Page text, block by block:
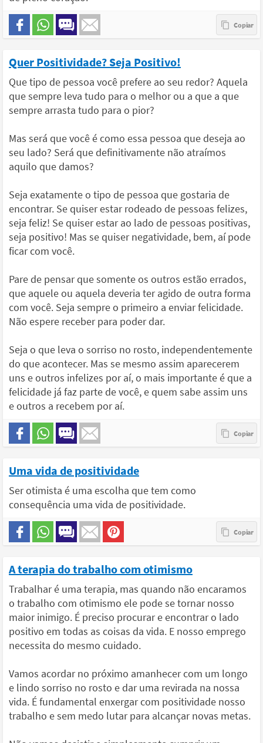
Quer Positividade? Seja Positivo!
Que tipo de pessoa você prefere ao seu redor? Aquela
que sempre leva tudo para o melhor ou a que a que
sempre arrasta tudo para o pior?
Mas será que você é como essa pessoa que deseja ao
seu lado? Será que definitivamente não atraímos
aquilo que damos?
Seja exatamente o tipo de pessoa que gostaria de
encontrar. Se quiser estar rodeado de pessoas felizes,
seja feliz! Se quiser estar ao lado de pessoas positivas,
seja positivo! Mas se quiser negatividade, bem, aí pode
ficar com você.
Pare de pensar que somente os outros estão errados,
que aquele ou aquela deveria ter agido de outra forma
com você. Seja sempre o primeiro a enviar felicidade.
Não espere receber para poder dar.
Seja o que leva o sorriso no rosto, independentemente
do que acontecer. Mas se mesmo assim aparecerem
uns e outros infelizes por aí, o mais importante é que a
felicidade já faz parte de você, e quem sabe assim uns
e outros a recebem por aí.
Uma vida de positividade
Ser otimista é uma escolha que tem como
consequência uma vida de positividade.
A terapia do trabalho com otimismo
Trabalhar é uma terapia, mas quando não encaramos
o trabalho com otimismo ele pode se tornar nosso
maior inimigo. É preciso procurar e encontrar o lado
positivo em todas as coisas da vida. E nosso emprego
necessita do mesmo cuidado.
Vamos acordar no próximo amanhecer com um longo
e lindo sorriso no rosto e dar uma revirada na nossa
vida. É fundamental enxergar com positividade nosso
trabalho e sem medo lutar para alcançar novas metas.